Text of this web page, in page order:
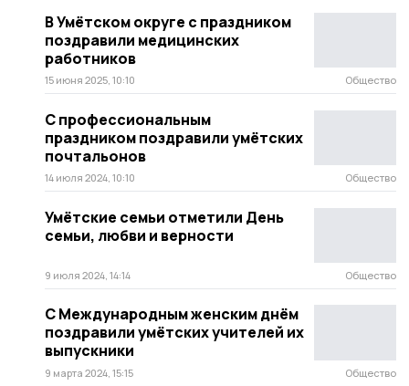
В Умётском округе с праздником
поздравили медицинских
работников
15 июня 2025, 10:10 Общество
С профессиональным
праздником поздравили умётских
почтальонов
14 июля 2024, 10:10 Общество
Умётские семьи отметили День
семьи, любви и верности
9 июля 2024, 14:14 Общество
С Международным женским днём
поздравили умëтских учителей их
выпускники
9 марта 2024, 15:15 Общество